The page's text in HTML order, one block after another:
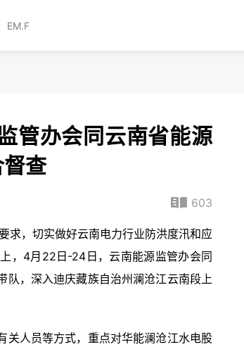
EM.F
管办会同云南省能源
查
603
求，切实做好云南电力行业防洪度汛和应
，4月22日-24日，云南能源监管办会同
队，深入迪庆藏族自治州澜沧江云南段上
关人员等方式，重点对华能澜沧江水电股